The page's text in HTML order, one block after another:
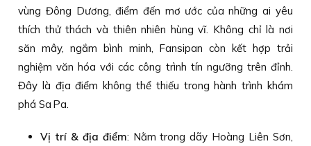
vùng Đông Dương, điểm đến mơ ước của những ai yêu
thích thử thách và thiên nhiên hùng vĩ. Không chỉ là nơi
săn mây, ngắm bình minh, Fansipan còn kết hợp trải
nghiệm văn hóa với các công trình tín ngưỡng trên đỉnh.
Đây là địa điểm không thể thiếu trong hành trình khám
phá Sa Pa.
Vị trí & địa điểm: Nằm trong dãy Hoàng Liên Sơn,